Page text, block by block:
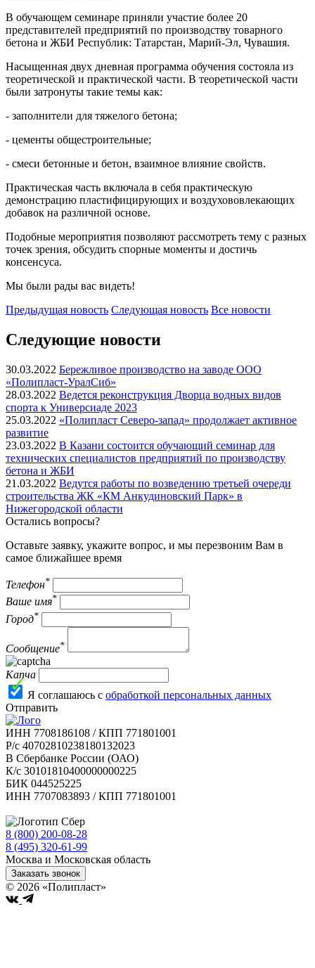
В обучающем семинаре приняли участие более 20
представителей предприятий по производству товарного
бетона и ЖБИ Республик: Татарстан, Марий-Эл, Чувашия.
Насыщенная двух дневная программа обучения состояла из
теоретической и практической части. В теоретической части
были затронуты такие темы как:
- заполнители для тяжелого бетона;
- цементы общестроительные;
- смеси бетонные и бетон, взаимное влияние свойств.
Практическая часть включала в себя практическую
демонстрацию пластифицирующих и воздухововлекающих
добавок на различной основе.
Подобные мероприятия позволяют рассмотреть тему с разных
точек зрения, обсудить спорные моменты и достичь
консенсуса.
Мы были рады вас видеть!
Предыдущая новость Следующая новость Все новости
Следующие новости
30.03.2022 Бережливое производство на заводе ООО
«Полипласт-УралСиб»
28.03.2022 Ведется реконструкция Дворца водных видов
спорта к Универсиаде 2023
25.03.2022 «Полипласт Северо-запад» продолжает активное
развитие
23.03.2022 В Казани состоится обучающий семинар для
технических специалистов предприятий по производству
бетона и ЖБИ
21.03.2022 Ведутся работы по возведению третьей очереди
строительства ЖК «КМ Анкудиновский Парк» в
Нижегородской области
Остались вопросы?
Оставьте заявку, укажите вопрос, и мы перезвоним Вам в
самое ближайшее время
Телефон*
Ваше имя*
Город*
Сообщение*
Капча
Я соглашаюсь с обработкой персональных данных
Отправить
ИНН 7708186108 / КПП 771801001
Р/с 40702810238180132023
В Сбербанке России (ОАО)
К/с 30101810400000000225
БИК 044525225
ИНН 7707083893 / КПП 771801001
8 (800) 200-08-28
8 (495) 320-61-99
Москва и Московская область
Заказать звонок
© 2026 «Полипласт»